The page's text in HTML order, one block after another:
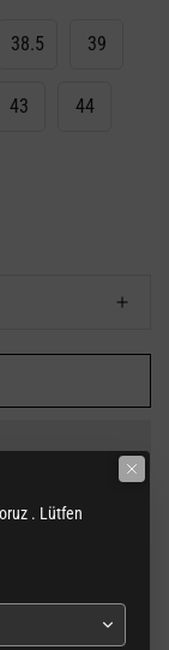
38.5 39
43 44
. Lütfen